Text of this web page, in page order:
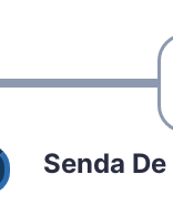
Senda